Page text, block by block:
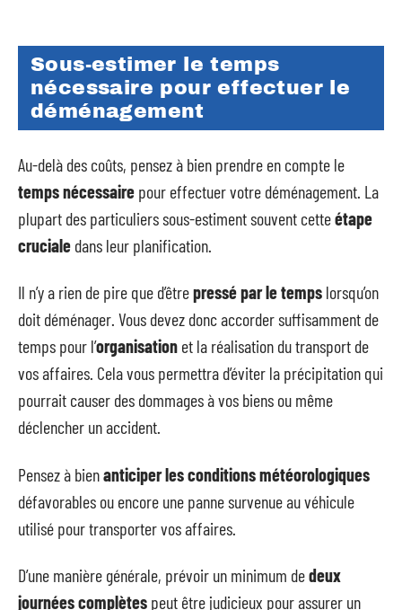
Sous-estimer le temps
nécessaire pour effectuer le
déménagement
Au-delà des coûts, pensez à bien prendre en compte le
temps nécessaire pour effectuer votre déménagement. La
plupart des particuliers sous-estiment souvent cetteétape
cruciale dans leur planification.
Il n’y a rien de pire que d’êtrepressé par le temps lorsqu’on
doit déménager. Vous devez donc accorder suffisamment de
temps pour l’organisation et la réalisation du transport de
vos affaires. Cela vous permettra d’éviter la précipitation qui
pourrait causer des dommages à vos biens ou même
déclencher un accident.
Pensez à bienanticiper les conditions météorologiques
défavorables ou encore une panne survenue au véhicule
utilisé pour transporter vos affaires.
D’une manière générale, prévoir un minimum dedeux
journées complètes peut être judicieux pour assurer un